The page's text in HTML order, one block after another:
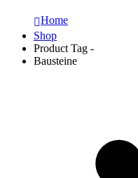
Home
Shop
Product Tag -
Bausteine